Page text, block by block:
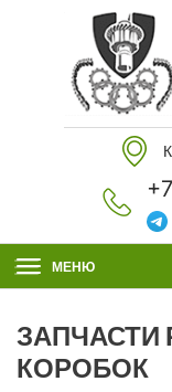
МЕНЮ
ЗАПЧАСТИ
КОРОБОК